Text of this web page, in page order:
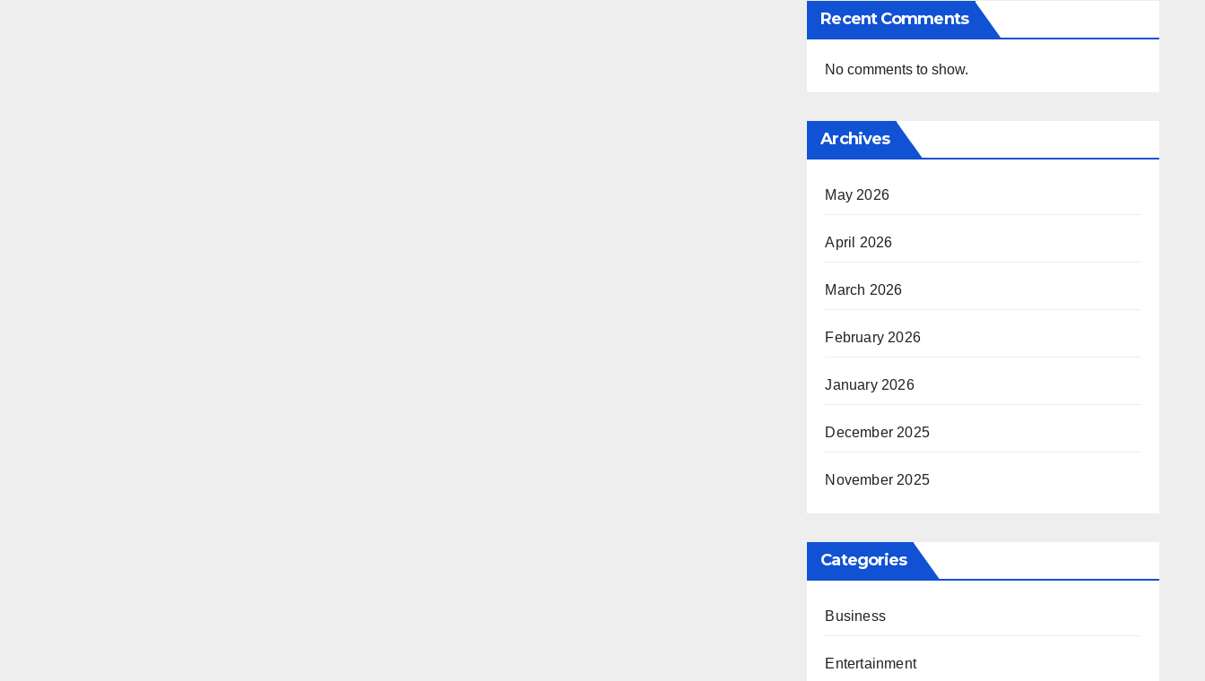
Recent Comments
No comments to show.
Archives
May 2026
April 2026
March 2026
February 2026
January 2026
December 2025
November 2025
Categories
Business
Entertainment